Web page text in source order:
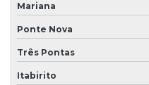
Mariana
Ponte Nova
Três Pontas
Itabirito